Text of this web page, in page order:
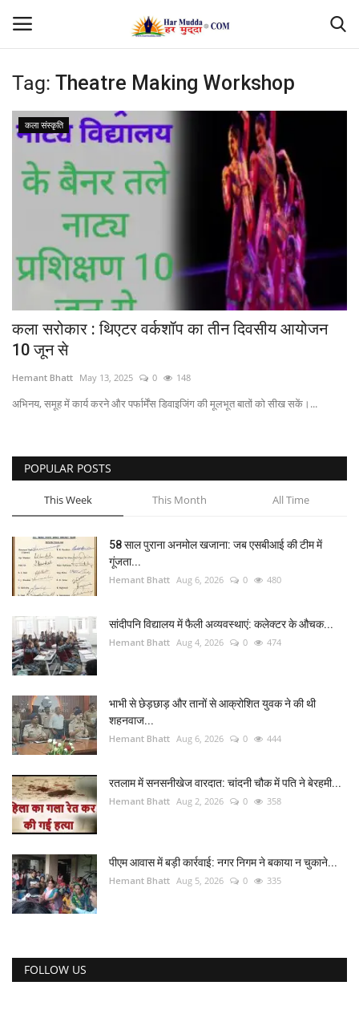
Login Register
Home
Contact
मध्यप्रदेश
छत्तीसगढ़
उत्तर प्रदेश
धर्म
रेलवे
शख्सियत
मनोरंजन
धर्म-संस्कृति
विचार सरोकार
खेल सरोकार
यात्री सरोकार
कर्मचारी सरोकार
कारोबार सरोकार
साहित्य सरोकार
सामाजिक सरोकार
Tag: Theatre Making Workshop
कला संस्कृति
कला सरोकार : थिएटर वर्कशॉप का तीन दिवसीय आयोजन
10 जून से
Hemant Bhatt May 13, 2025 0 148
अभिनय, समूह में कार्य करने और पर्फार्मेंस डिवाइजिंग की मूलभूत बातों को सीख सकें।...
POPULAR POSTS
This Week This Month All Time
58 साल पुराना अनमोल खजाना: जब एसबीआई की टीम में
गूंजता...
Hemant Bhatt Aug 6, 2026 0 480
सांदीपनि विद्यालय में फैली अव्यवस्थाएं: कलेक्टर के औचक...
Hemant Bhatt Aug 4, 2026 0 474
भाभी से छेड़छाड़ और तानों से आक्रोशित युवक ने की थी
शहनवाज...
Hemant Bhatt Aug 6, 2026 0 444
रतलाम में सनसनीखेज वारदात: चांदनी चौक में पति ने बेरहमी...
Hemant Bhatt Aug 2, 2026 0 358
पीएम आवास में बड़ी कार्रवाई: नगर निगम ने बकाया न चुकाने...
Hemant Bhatt Aug 5, 2026 0 335
FOLLOW US